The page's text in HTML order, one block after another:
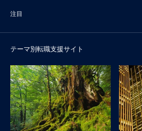
注目
テーマ別転職支援サイト